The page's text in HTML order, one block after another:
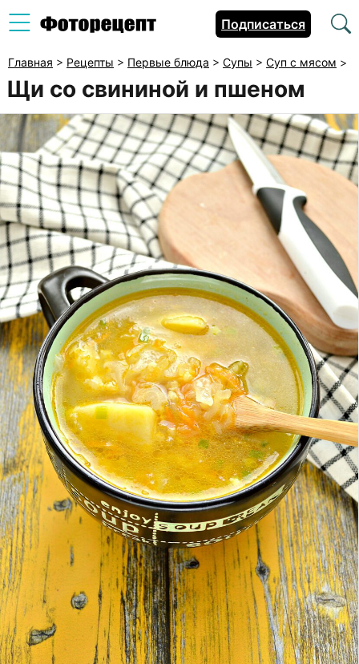
Подписаться
Главная > Рецепты > Первые блюда > Супы > Суп с мясом >
Щи со свининой и пшеном